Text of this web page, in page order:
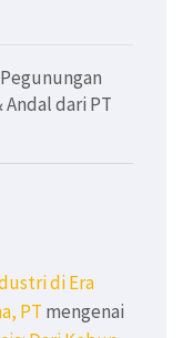
Andal dari PT
di Era
PT mengenai